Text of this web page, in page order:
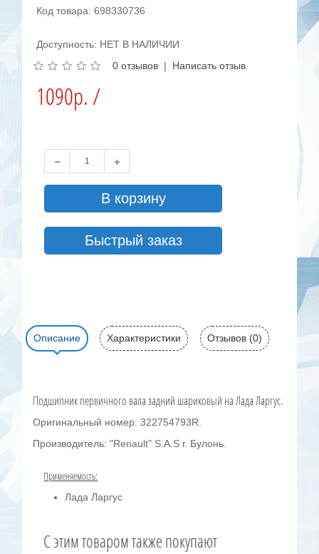
Код товара: 698330736
Доступность: НЕТ В НАЛИЧИИ
0 отзывов | Написать отзыв
1090р. /
В корзину
Быстрый заказ
Описание Характеристики Отзывов (0)
Подшипник первичного вала задний шариковый на Лада Ларгус.
Оригинальный номер: 322754793R.
Производитель: "Renault" S.A.S г. Булонь.
Применяемость:
Лада Ларгус
C этим товаром также покупают